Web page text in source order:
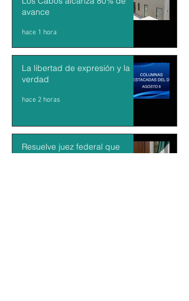
avance
hace 1 hora
La libertad de expresión y la
verdad
hace 2 horas
Resuelve juez federal que